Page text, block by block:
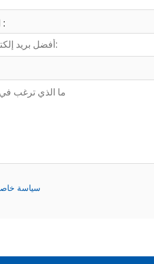
البريد الإلكتروني :
سياسة